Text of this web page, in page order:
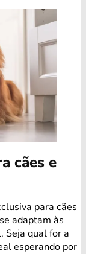
cães e
para cães
adaptam às
Seja qual for a
esperando por